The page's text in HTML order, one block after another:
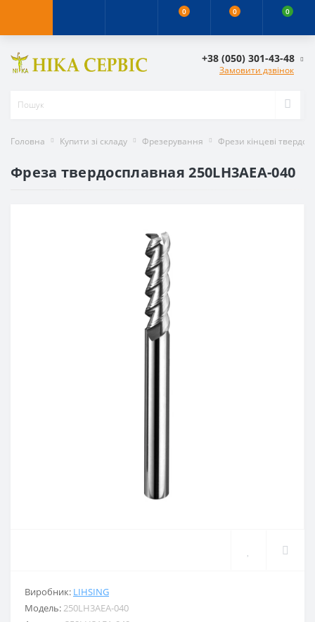
0 0 0
+38 (050) 301-43-48
Замовити дзвінок
Головна Купити зі складу Фрезерування Фрези кінцеві
Фреза твердосплавная 250LH3AEA-040
Виробник: LIHSING
Модель:250LH3AEA-040